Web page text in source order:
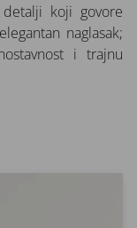
koji govore
naglasak;
i trajnu